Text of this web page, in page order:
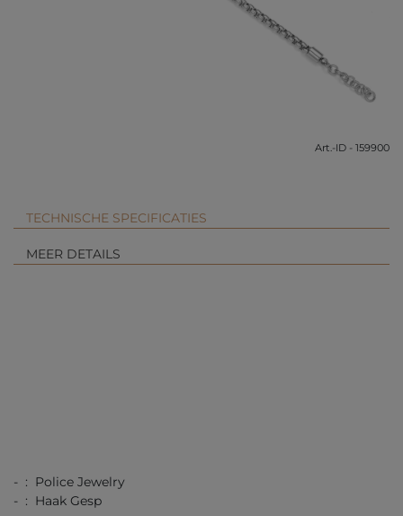
Art.-ID - 159900
TECHNISCHE SPECIFICATIES
MEER DETAILS
- : Police Jewelry
- : Haak Gesp